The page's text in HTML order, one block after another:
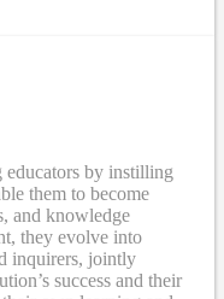
by instilling
them to become
and knowledge
they evolve into
inquirers, jointly
success and their